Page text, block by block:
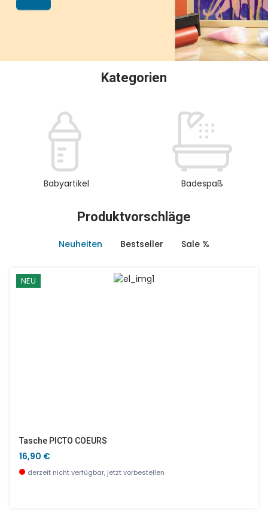
Kategorien
Babyartikel Badespaß
Produktvorschläge
Neuheiten Bestseller Sale %
NEU
Tasche PICTO COEURS
16,90 €
derzeit nicht verfügbar, jetzt vorbestellen